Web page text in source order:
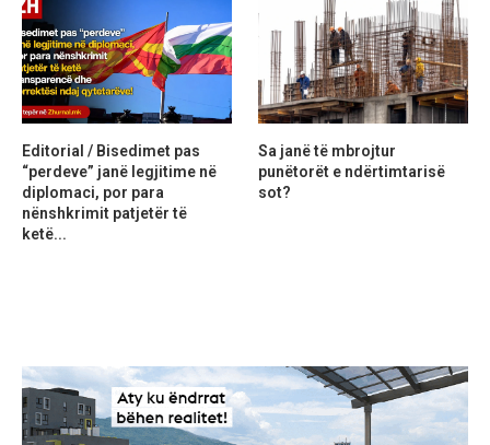
Editorial / Bisedimet pas
“perdeve” janë legjitime në
diplomaci, por para
nënshkrimit patjetër të
ketë...
Sa janë të mbrojtur
punëtorët e ndërtimtarisë
sot?